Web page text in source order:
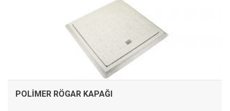
İNCELE
POLIMER RÖGAR KAPAĞI